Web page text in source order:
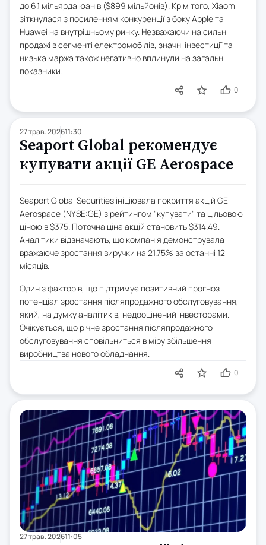
до 6.1 мільярда юанів ($899 мільйонів). Крім того, Xiaomi
зіткнулася з посиленням конкуренції з боку Apple та
Huawei на внутрішньому ринку. Незважаючи на сильні
продажі в сегменті електромобілів, значні інвестиції та
низька маржа також негативно вплинули на загальні
показники.
0
27 трав. 202611:30
Seaport Global рекомендує
купувати акції GE Aerospace
Seaport Global Securities ініціювала покриття акцій GE
Aerospace (NYSE:GE) з рейтингом "купувати" та цільовою
ціною в $375. Поточна ціна акцій становить $314.49.
Аналітики відзначають, що компанія демонструвала
вражаюче зростання виручки на 21.75% за останні 12
місяців.
Один з факторів, що підтримує позитивний прогноз —
потенціал зростання післяпродажного обслуговування,
який, на думку аналітиків, недооцінений інвесторами.
Очікується, що річне зростання післяпродажного
обслуговування сповільниться в міру збільшення
виробництва нового обладнання.
0
27 трав. 202611:05